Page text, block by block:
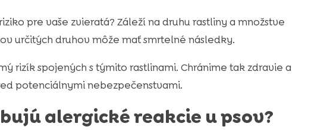
pre vaše zvieratá? Záleží na druhu rastliny a množstve
určitých druhov môže mať smrtelné následky.
rizík spojených s týmito rastlinami. Chránime tak zdravie a
potenciálnymi nebezpečenstvami.
alergické reakcie u psov?